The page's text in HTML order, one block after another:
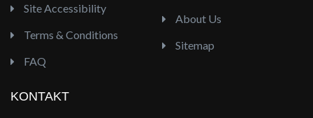
Site Accessibility
Terms & Conditions
FAQ
About Us
Sitemap
KONTAKT